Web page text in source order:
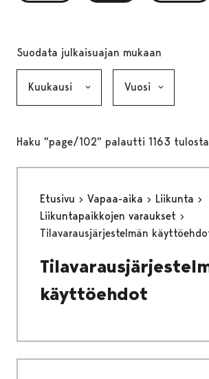
Suodata julkaisuajan mukaan
Haku "page/102" palautti 1163 tulosta
Etusivu Vapaa-aika
Liikunta
Liikuntapaikkojen varaukset
Tilavarausjärjestelmän
käyttöehdot